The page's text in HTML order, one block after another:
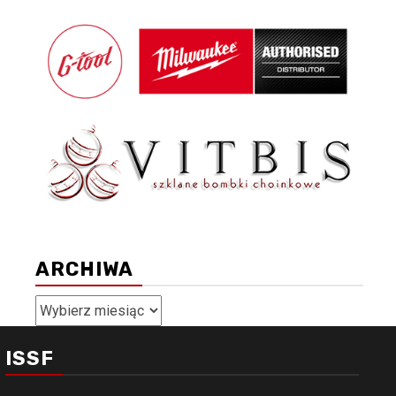
ARCHIWA
Archiwa
ISSF